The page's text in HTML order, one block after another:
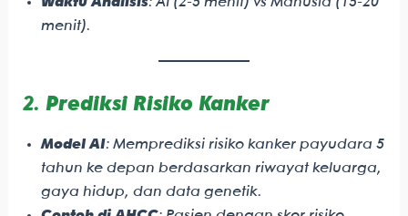
menit).
2. Prediksi Risiko Kanker
Model AI: Memprediksi risiko kanker payudara 5
tahun ke depan berdasarkan riwayat keluarga,
gaya hidup, dan data genetik.